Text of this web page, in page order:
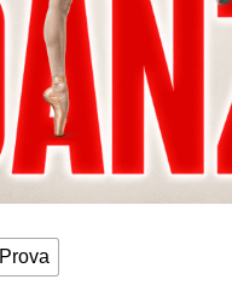
Prova